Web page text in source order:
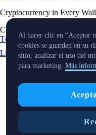
Cryptocurrency in Every
Copyright © 2024 - 2026
Términos y condiciones para
LimitsEstado Preferencias
Al hacer clic en “Aceptar
cookies se guarden en su
sitio, analizar el uso del
para marketing. Más